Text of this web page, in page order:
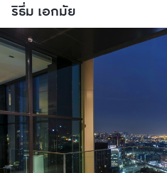
ริธึ่ม เอกมัย